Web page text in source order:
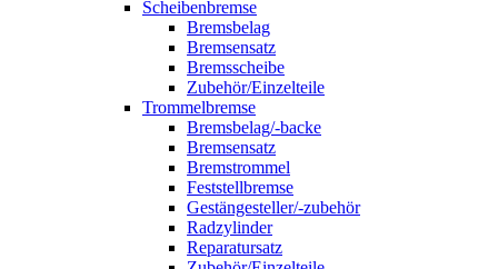
Scheibenbremse
Bremsbelag
Bremsensatz
Bremsscheibe
Zubehör/Einzelteile
Trommelbremse
Bremsbelag/-backe
Bremsensatz
Bremstrommel
Feststellbremse
Gestängesteller/-zubehör
Radzylinder
Reparatursatz